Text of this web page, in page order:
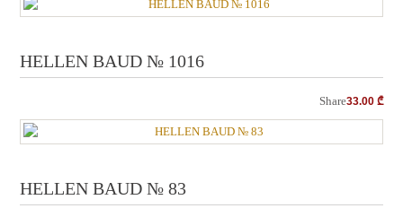
HELLEN BAUD № 1016
33.00 ₾
Share
HELLEN BAUD № 83